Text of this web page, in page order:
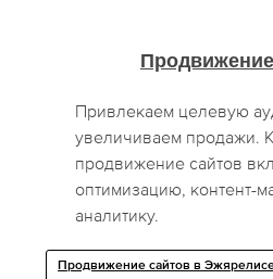
Привлекаем целевую
увеличиваем продажи.
продвижение сайтов
оптимизацию, контент-
аналитику.
Продвижение сайтов в